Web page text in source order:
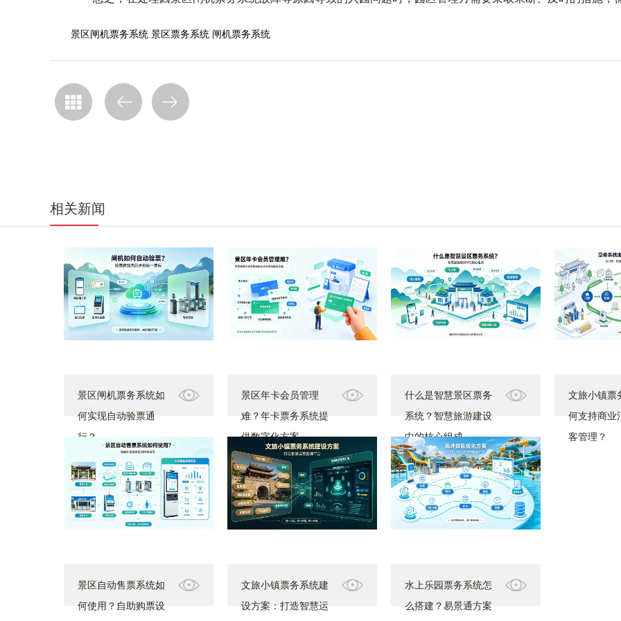
景区闸机票务系统 景区票务系统 闸机票务系统
相关新闻
景区闸机票务系统如
何实现自动验票通
行？
景区年卡会员管理
难？年卡票务系统提
供数字化方案
什么是智慧景区票务
系统？智慧旅游建设
中的核心组成
文旅小镇票
何支持商业
客管理？
景区自动售票系统如
何使用？自助购票设
文旅小镇票务系统建
设方案：打造智慧运
水上乐园票务系统怎
么搭建？易景通方案